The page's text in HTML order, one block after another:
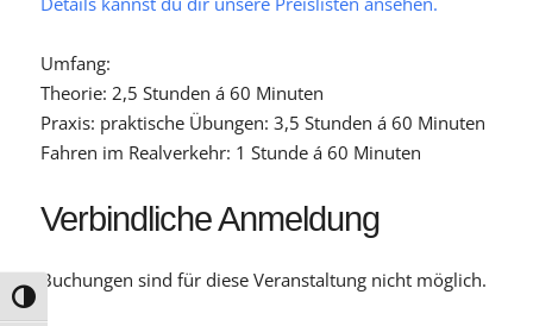
Umschalten auf hohe Kontraste
Umfang:
Theorie: 2,5 Stunden á 60 Minuten
Praxis: praktische Übungen: 3,5 Stunden á 60 Minuten
Fahren im Realverkehr: 1 Stunde á 60 Minuten
Verbindliche Anmeldung
Buchungen sind für diese Veranstaltung nicht möglich.